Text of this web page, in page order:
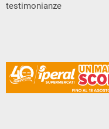
testimonianze